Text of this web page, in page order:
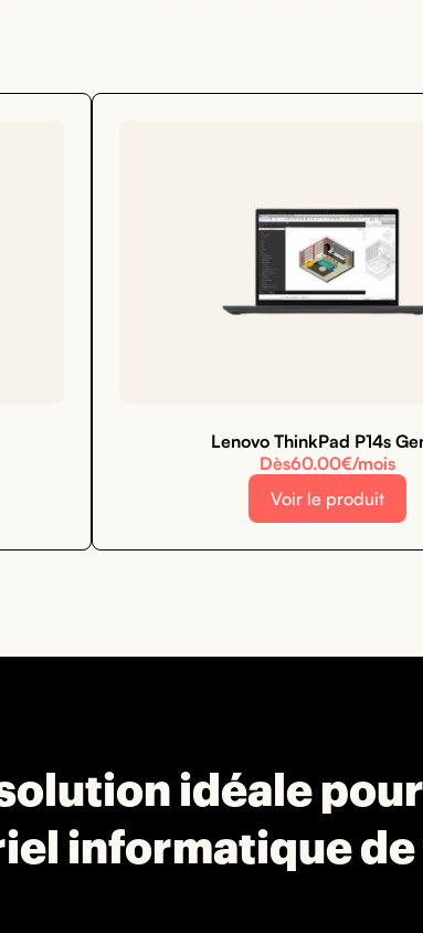
Lenovo ThinkPad P14s
Dès60.00€/mois
Voir le produit
solution idéale
informatique